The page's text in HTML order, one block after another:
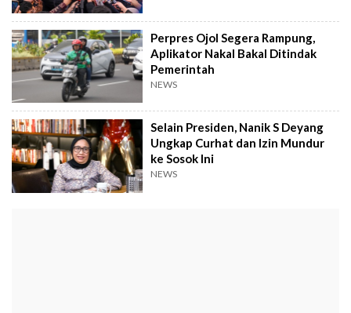
Perpres Ojol Segera Rampung,
Aplikator Nakal Bakal Ditindak
Pemerintah
NEWS
Selain Presiden, Nanik S Deyang
Ungkap Curhat dan Izin Mundur
ke Sosok Ini
NEWS